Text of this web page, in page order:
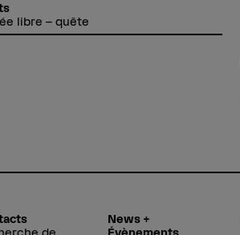
libre – quête
de
News +
Évènements